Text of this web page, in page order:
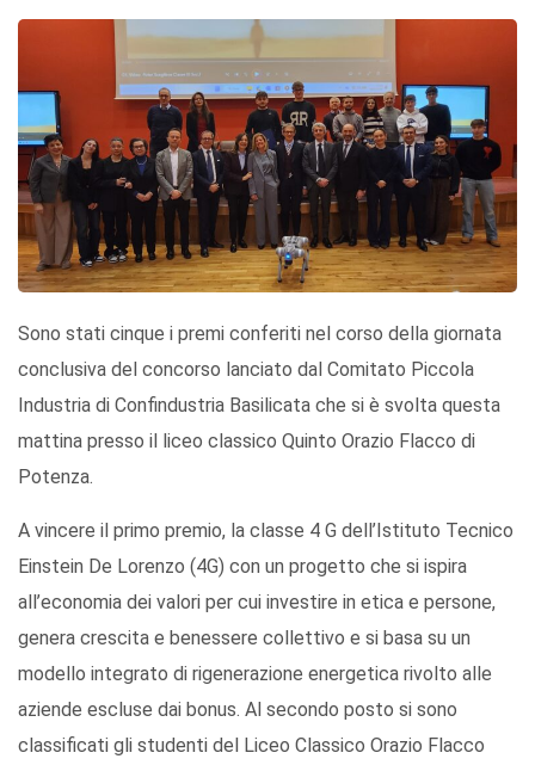
Sono stati cinque i premi conferiti nel corso della giornata
conclusiva del concorso lanciato dal Comitato Piccola
Industria di Confindustria Basilicata che si è svolta questa
mattina presso il liceo classico Quinto Orazio Flacco di
Potenza.
A vincere il primo premio, la classe 4 G dell’Istituto Tecnico
Einstein De Lorenzo (4G) con un progetto che si ispira
all’economia dei valori per cui investire in etica e persone,
genera crescita e benessere collettivo e si basa su un
modello integrato di rigenerazione energetica rivolto alle
aziende escluse dai bonus. Al secondo posto si sono
classificati gli studenti del Liceo Classico Orazio Flacco